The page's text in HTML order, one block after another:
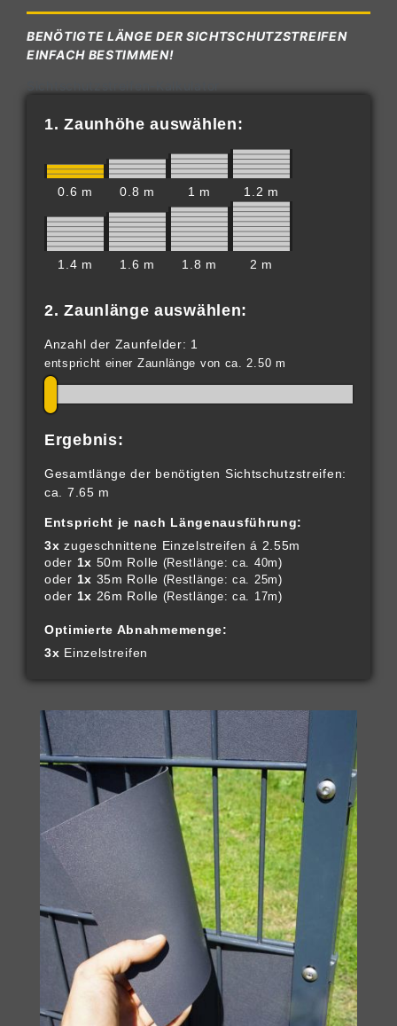
BENÖTIGTE LÄNGE DER SICHTSCHUTZSTREIFEN
EINFACH BESTIMMEN!
1. Zaunhöhe auswählen:
0.6 m 0.8 m 1 m 1.2 m
1.4 m 1.6 m 1.8 m 2 m
2. Zaunlänge auswählen:
Anzahl der Zaunfelder: 1
entspricht einer Zaunlänge von ca. 2.50 m
Ergebnis:
Gesamtlänge der benötigten Sichtschutzstreifen:
ca. 7.65 m
Entspricht je nach Längenausführung:
3x zugeschnittene Einzelstreifen á 2.55m
oder 1x 50m Rolle (Restlänge: ca. 40m)
oder 1x 35m Rolle (Restlänge: ca. 25m)
oder 1x 26m Rolle (Restlänge: ca. 17m)
Optimierte Abnahmemenge:
3x Einzelstreifen